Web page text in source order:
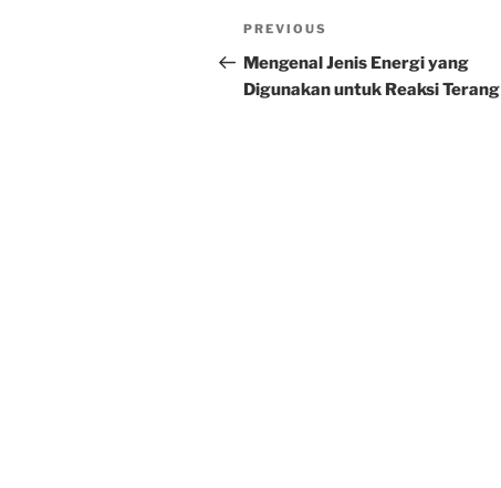
Post
navigation
Previous
Post
PREVIOUS
Mengenal Jenis Energi yang
Digunakan untuk Reaksi Terang